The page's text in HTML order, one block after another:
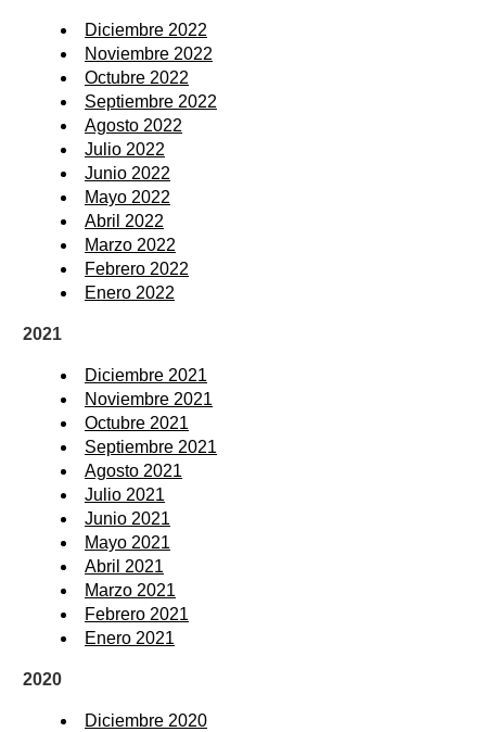
Diciembre 2022
Noviembre 2022
Octubre 2022
Septiembre 2022
Agosto 2022
Julio 2022
Junio 2022
Mayo 2022
Abril 2022
Marzo 2022
Febrero 2022
Enero 2022
2021
Diciembre 2021
Noviembre 2021
Octubre 2021
Septiembre 2021
Agosto 2021
Julio 2021
Junio 2021
Mayo 2021
Abril 2021
Marzo 2021
Febrero 2021
Enero 2021
2020
Diciembre 2020